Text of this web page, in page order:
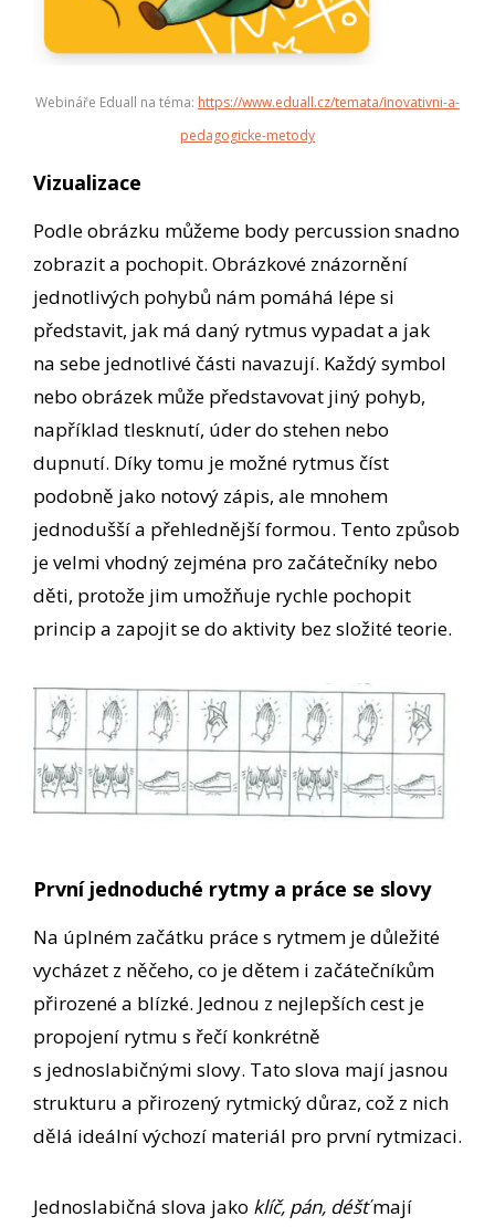
Webináře Eduall na téma: https://www.eduall.cz/temata/inovativni-a-
pedagogicke-metody
Vizualizace
Podle obrázku můžeme body percussion snadno
zobrazit a pochopit. Obrázkové znázornění
jednotlivých pohybů nám pomáhá lépe si
představit, jak má daný rytmus vypadat a jak
na sebe jednotlivé části navazují. Každý symbol
nebo obrázek může představovat jiný pohyb,
například tlesknutí, úder do stehen nebo
dupnutí. Díky tomu je možné rytmus číst
podobně jako notový zápis, ale mnohem
jednodušší a přehlednější formou. Tento způsob
je velmi vhodný zejména pro začátečníky nebo
děti, protože jim umožňuje rychle pochopit
princip a zapojit se do aktivity bez složité teorie.
První jednoduché rytmy a práce se slovy
Na úplném začátku práce s rytmem je důležité
vycházet z něčeho, co je dětem i začátečníkům
přirozené a blízké. Jednou z nejlepších cest je
propojení rytmu s řečí konkrétně
s jednoslabičnými slovy. Tato slova mají jasnou
strukturu a přirozený rytmický důraz, což z nich
dělá ideální výchozí materiál pro první rytmizaci.
Jednoslabičná slova jako klíč, pán, déšťmají